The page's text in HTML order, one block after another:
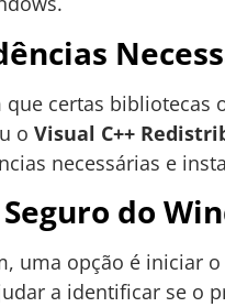
que certas
o Visual C++
necessárias e
do
uma opção é iniciar
a identificar se o